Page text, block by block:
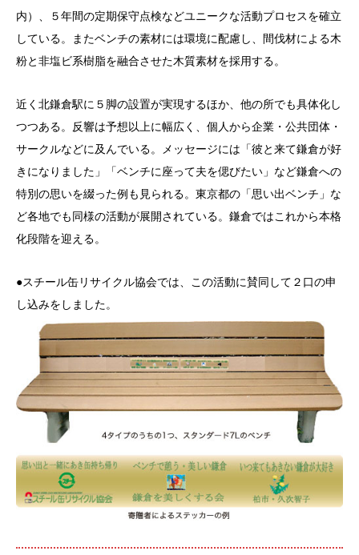
内）、５年間の定期保守点検などユニークな活動プロセスを確立
している。またベンチの素材には環境に配慮し、間伐材による木
粉と非塩ビ系樹脂を融合させた木質素材を採用する。
近く北鎌倉駅に５脚の設置が実現するほか、他の所でも具体化し
つつある。反響は予想以上に幅広く、個人から企業・公共団体・
サークルなどに及んでいる。メッセージには「彼と来て鎌倉が好
きになりました」「ベンチに座って夫を偲びたい」など鎌倉への
特別の思いを綴った例も見られる。東京都の「思い出ベンチ」な
ど各地でも同様の活動が展開されている。鎌倉ではこれから本格
化段階を迎える。
●スチール缶リサイクル協会では、この活動に賛同して２口の申
し込みをしました。